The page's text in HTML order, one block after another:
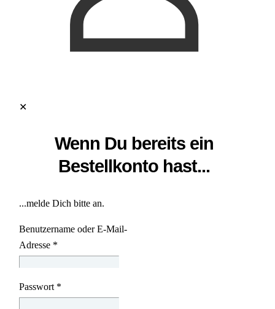
✕
Wenn Du bereits ein
Bestellkonto hast...
...melde Dich bitte an.
Benutzername oder E-Mail-
Adresse *
Passwort *